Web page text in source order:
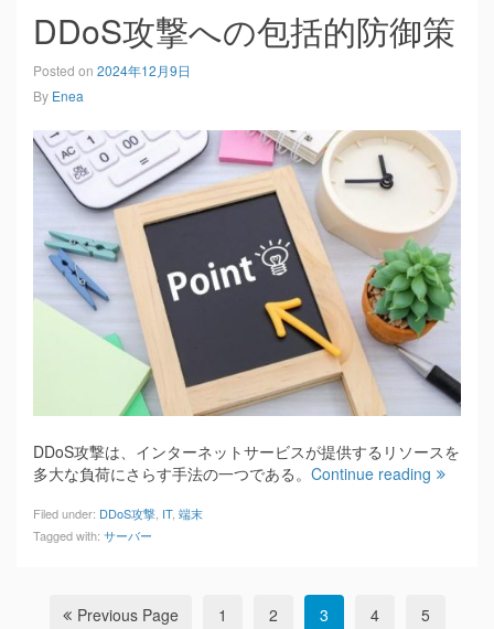
DDoS攻撃への包括的防御策
Posted on 2024年12月9日
By Enea
DDoS攻撃は、インターネットサービスが提供するリソースを
多大な負荷にさらす手法の一つである。 Continue reading
Filed under: DDoS攻撃, IT, 端末
Tagged with: サーバー
Previous Page 1 2 3 4
5